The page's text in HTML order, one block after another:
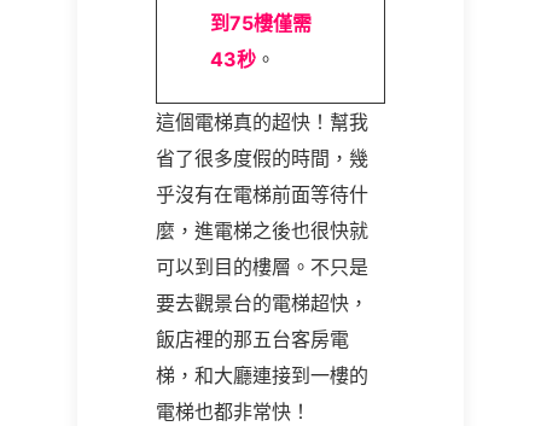
到75樓僅需
43秒 。
這個電梯真的超快！幫我
省了很多度假的時間，幾
乎沒有在電梯前面等待什
麼，進電梯之後也很快就
可以到目的樓層。不只是
要去觀景台的電梯超快，
飯店裡的那五台客房電
梯，和大廳連接到一樓的
電梯也都非常快！